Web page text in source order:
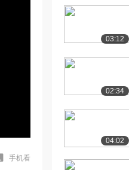
手机看
03:12
02:34
04:02